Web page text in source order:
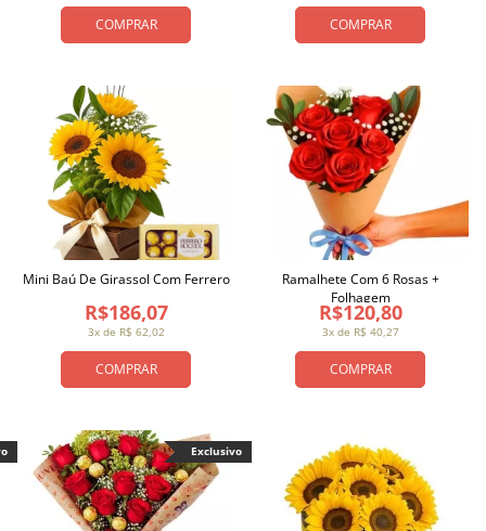
COMPRAR COMPRAR
COMPRAR
3x de R$ 62,02
R$186,07
Mini Baú De Girassol Com Ferrero
COMPRAR
3x de R$ 40,27
R$120,80
Ramalhete Com 6 Rosas +
Folhagem
Exclusivo